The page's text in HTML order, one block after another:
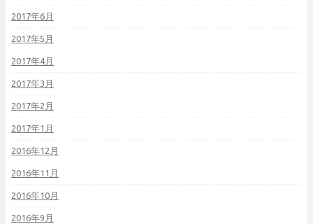
2017年6月
2017年5月
2017年4月
2017年3月
2017年2月
2017年1月
2016年12月
2016年11月
2016年10月
2016年9月